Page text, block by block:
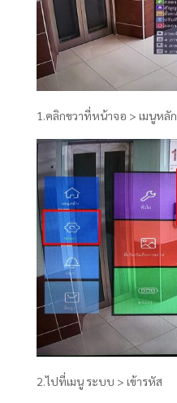
1.คลิกขวาที่หน้าจอ > เมนูหลัก
2.ไปที่เมนู ระบบ > เข้ารหัส